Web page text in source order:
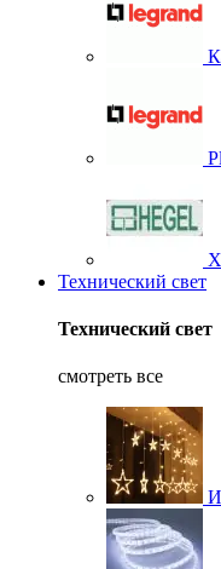
Технический свет
Технический свет
смотреть все